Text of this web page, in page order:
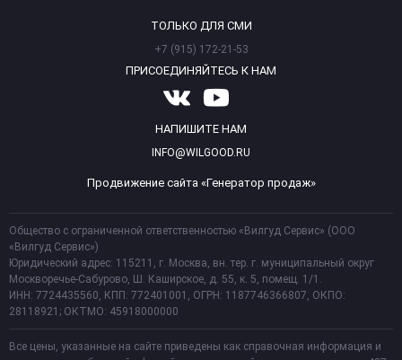
ТОЛЬКО ДЛЯ СМИ
+7 (915) 172-21-53
ПРИСОЕДИНЯЙТЕСЬ К НАМ
НАПИШИТЕ НАМ
INFO@WILGOOD.RU
Продвижение сайта «Генератор продаж»
Общество с ограниченной ответственностью «Вилгуд Сервис» (ООО
«Вилгуд Сервис»)
Юридический адрес: 115211, г. Москва, вн. тер. г. муниципальный округ
Москворечье-Сабурово, Ш. Каширское, д. 55, к. 5, помещ. 1/1.
ИНН: 7724435560, КПП: 772401001, ОГРН: 1187746366807, ОКПО:
28118921; ОКТМО: 45918000000
Все цены, указанные на сайте приведены как справочная информация и